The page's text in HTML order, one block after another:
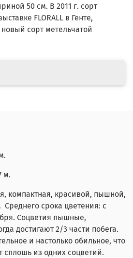
50 см. В 2011 г. сорт
FLORALL в Генте,
сорт метельчатой
м.
компактная, красивой, пышной,
срока цветения: с
Соцветия пышные,
достигают 2/3 части побега.
и настолько обильное, что
сплошь из одних соцветий.